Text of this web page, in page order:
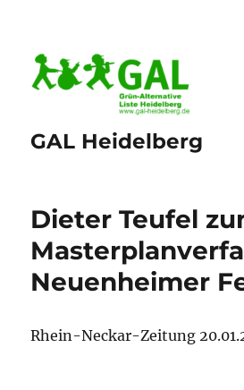
GAL Heidelberg
Dieter Teufel
Neuenheimer
Rhein-Neckar-Zeitung